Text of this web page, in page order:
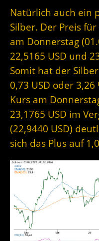
Natürlich auch ein
Silber. Der Preis
am Donnerstag
22,5165 USD und
Somit hat der
0,73 USD oder
Kurs am
23,1765 USD im
(22,9440 USD)
sich das Plus auf